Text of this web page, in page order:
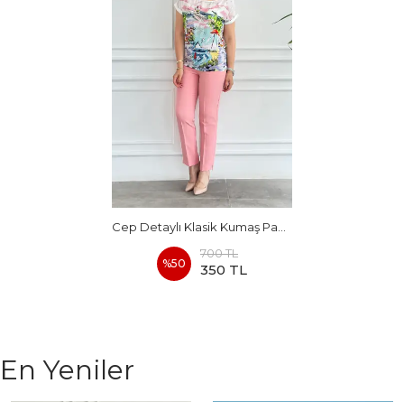
%50
700 TL
350 TL
En Yeniler